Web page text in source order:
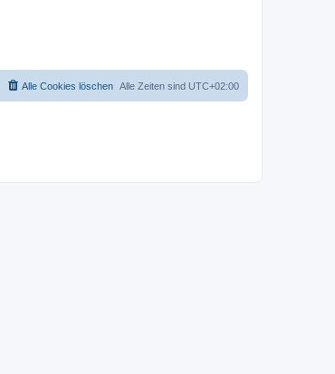
Alle Zeiten sind UTC+02:00
Alle Cookies löschen